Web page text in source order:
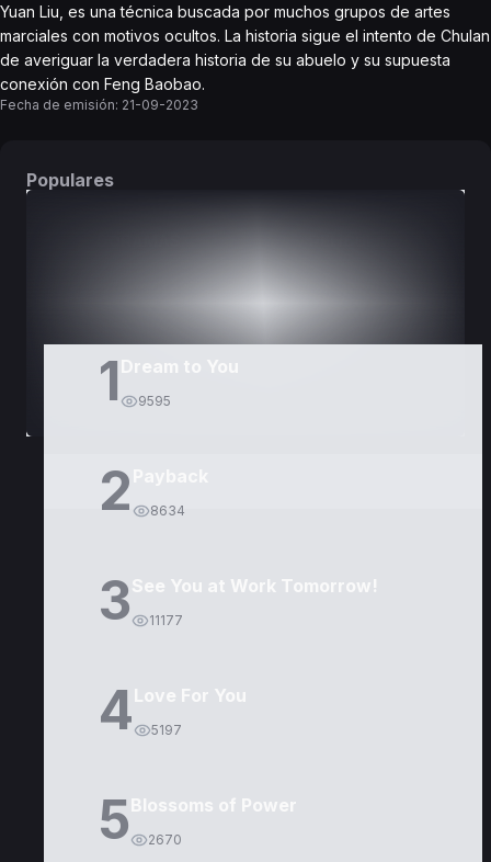
Yuan Liu, es una técnica buscada por muchos grupos de artes
marciales con motivos ocultos. La historia sigue el intento de Chulan
de averiguar la verdadera historia de su abuelo y su supuesta
conexión con Feng Baobao.
Fecha de emisión: 21-09-2023
Populares
1 Dream to You
9595
2 8634
3See You at Work Tomorrow!
11177
4Love For You
5197
5Blossoms of Power
2670